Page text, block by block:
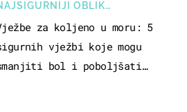
OBLIK
za koljeno u moru: 5
vježbi koje mogu
bol i poboljšati